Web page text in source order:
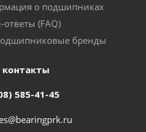
о подшипниках
(FAQ)
бренды
585-41-45